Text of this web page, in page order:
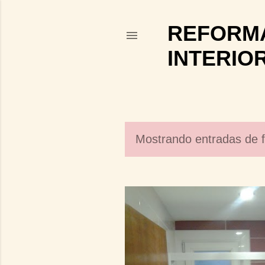
E
t
r
a
Mostrando entradas de